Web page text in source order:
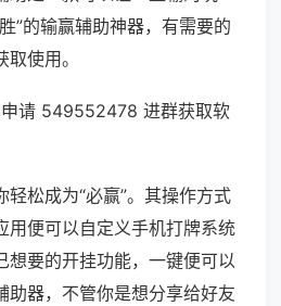
”的输赢辅助神器，有需要的
使用。
请 549552478 进群获取软
松成为“必赢”。其操作方式
用便可以自定义手机打牌系统
想要的开挂功能，一键便可以
助器，不管你是想分享给好友